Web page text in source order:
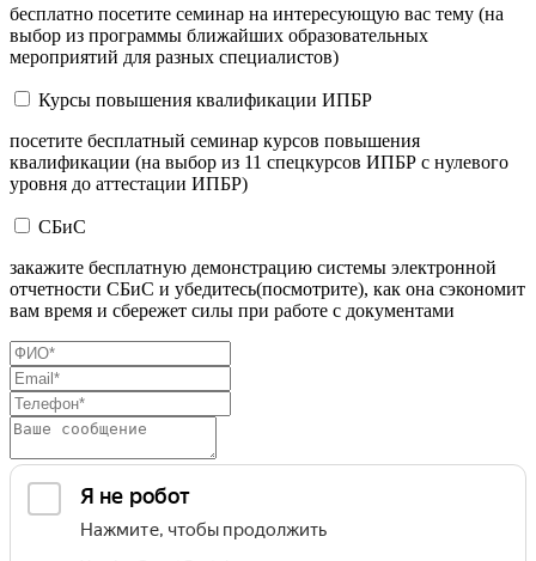
бесплатно посетите семинар на интересующую вас тему (на
выбор из программы ближайших образовательных
мероприятий для разных специалистов)
Курсы повышения квалификации ИПБР
посетите бесплатный семинар курсов повышения
квалификации (на выбор из 11 спецкурсов ИПБР с нулевого
уровня до аттестации ИПБР)
СБиС
закажите бесплатную демонстрацию системы электронной
отчетности СБиС и убедитесь(посмотрите), как она сэкономит
вам время и сбережет силы при работе с документами